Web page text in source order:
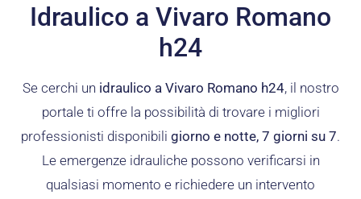
Idraulico a Vivaro Romano
h24
Se cerchi un idraulico a Vivaro Romano h24, il nostro
portale ti offre la possibilità di trovare i migliori
professionisti disponibili giorno e notte, 7 giorni su 7.
Le emergenze idrauliche possono verificarsi in
qualsiasi momento e richiedere un intervento